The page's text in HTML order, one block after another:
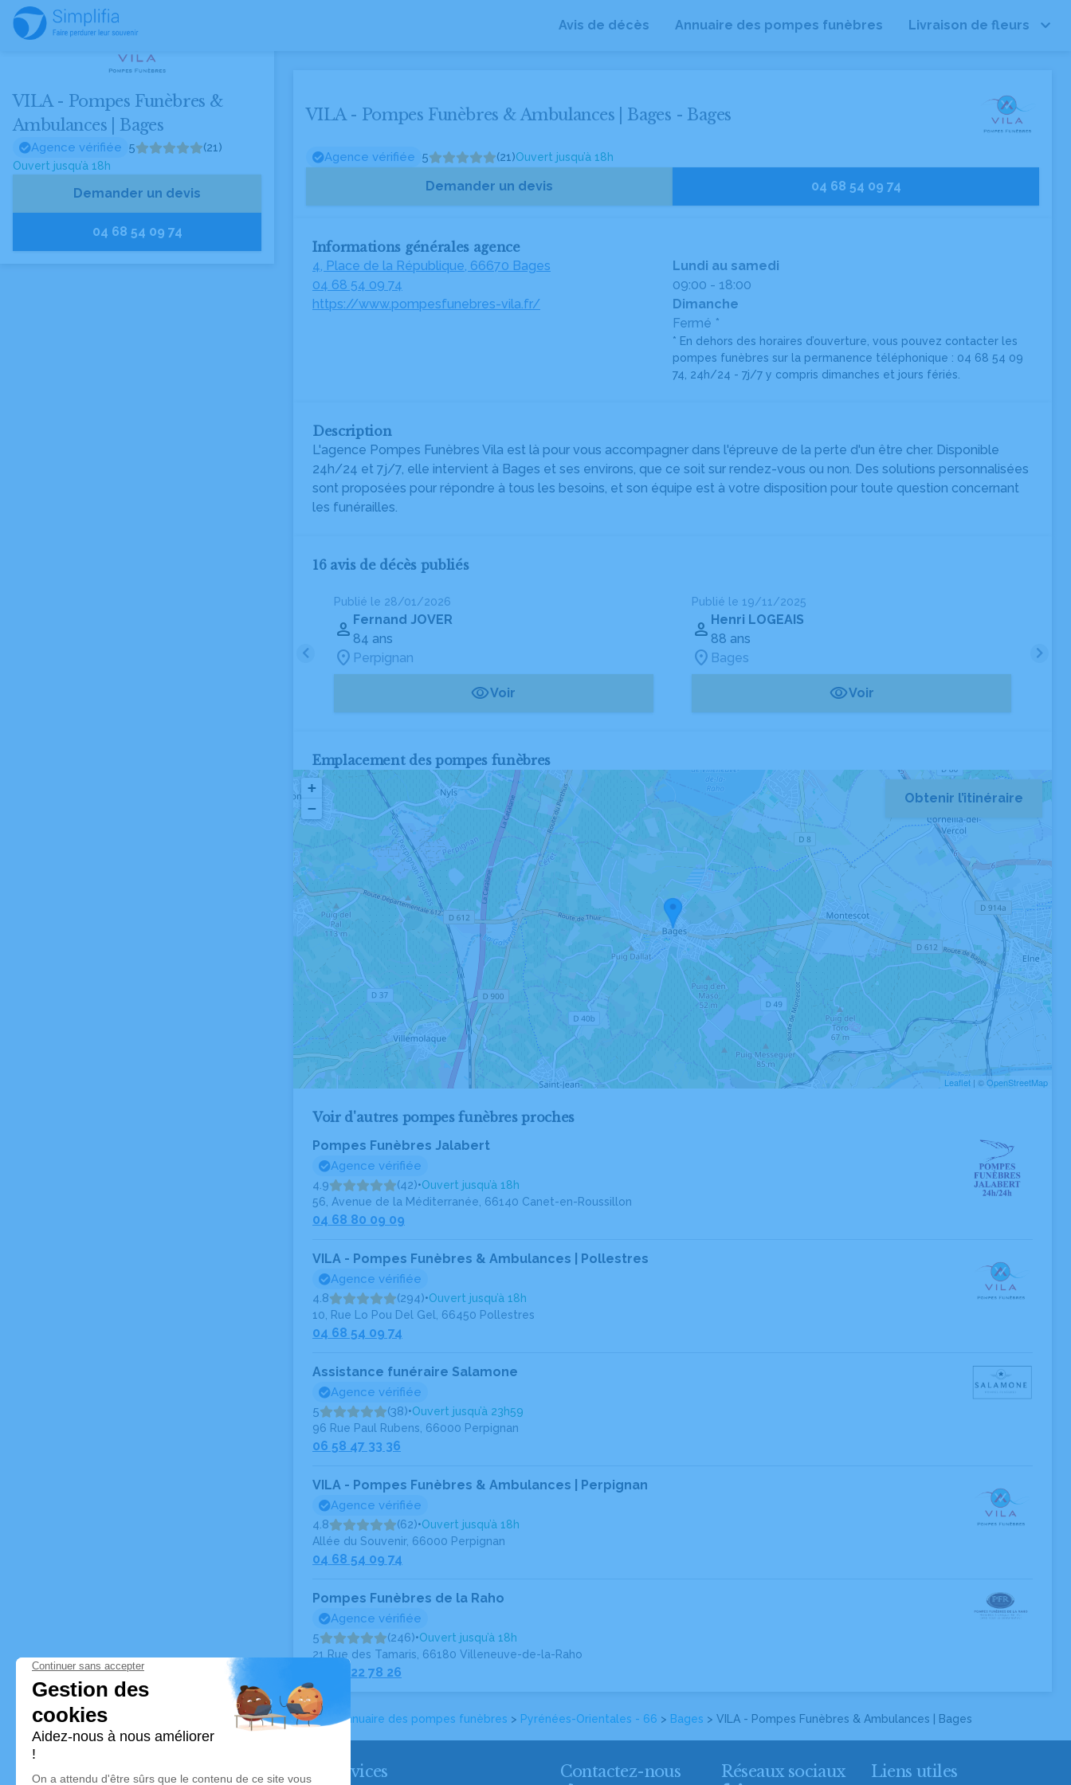
Avis de décès Annuaire des pompes funèbres Livraison de fleurs
VILA - Pompes Funèbres &
Ambulances | Bages
Agence vérifiée 5 (21)
Ouvert jusqu’à 18h
Demander un devis
04 68 54 09 74
VILA - Pompes Funèbres & Ambulances | Bages - Bages
Agence vérifiée 5 (21)Ouvert jusqu’à 18h
Demander un devis 04 68 54 09 74
Informations générales agence
4, Place de la République, 66670 Bages
04 68 54 09 74
https://www.pompesfunebres-vila.fr/
Lundi au samedi
09:00 - 18:00
Dimanche
Fermé *
* En dehors des horaires d’ouverture, vous pouvez contacter les
pompes funèbres sur la permanence téléphonique : 04 68 54 09
74, 24h/24 - 7j/7 y compris dimanches et jours fériés.
Description
L'agence Pompes Funèbres Vila est là pour vous accompagner dans l'épreuve de la perte d'un être cher. Disponible
24h/24 et 7j/7, elle intervient à Bages et ses environs, que ce soit sur rendez-vous ou non. Des solutions personnalisées
sont proposées pour répondre à tous les besoins, et son équipe est à votre disposition pour toute question concernant
les funérailles.
16 avis de décès publiés
Publié le 28/01/2026
Fernand JOVER
84 ans
Perpignan
Voir
Publié le 19/11/2025
Henri LOGEAIS
88 ans
Bages
Voir
Emplacement des pompes funèbres
+
−
Leaflet | ©OpenStreetMap
Obtenir l’itinéraire
Voir d'autres pompes funèbres proches
Pompes Funèbres Jalabert
Agence vérifiée
4.9
(42)•Ouvert jusqu’à 18h
56, Avenue de la Méditerranée, 66140 Canet-en-Roussillon
04 68 80 09 09
VILA - Pompes Funèbres & Ambulances | Pollestres
Agence vérifiée
4.8
(294)•Ouvert jusqu’à 18h
10, Rue Lo Pou Del Gel, 66450 Pollestres
04 68 54 09 74
Assistance funéraire Salamone
Agence vérifiée
5
(38)•Ouvert jusqu’à 23h59
96 Rue Paul Rubens, 66000 Perpignan
06 58 47 33 36
VILA - Pompes Funèbres & Ambulances | Perpignan
Agence vérifiée
4.8
(62)•Ouvert jusqu’à 18h
Allée du Souvenir, 66000 Perpignan
04 68 54 09 74
Pompes Funèbres de la Raho
Agence vérifiée
5
(246)•Ouvert jusqu’à 18h
21 Rue des Tamaris, 66180 Villeneuve-de-la-Raho
04 68 22 78 26
Accueil Annuaire des pompes funèbres > Pyrénées-Orientales - 66 > Bages > VILA - Pompes Funèbres & Ambulances | Bages
Nos services Contactez-nous Réseaux sociaux Liens utiles